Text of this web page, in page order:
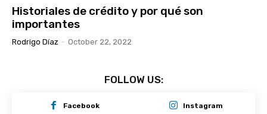
Historiales de crédito y por qué son
importantes
Rodrigo Díaz - October 22, 2022
FOLLOW US:
Facebook Instagram